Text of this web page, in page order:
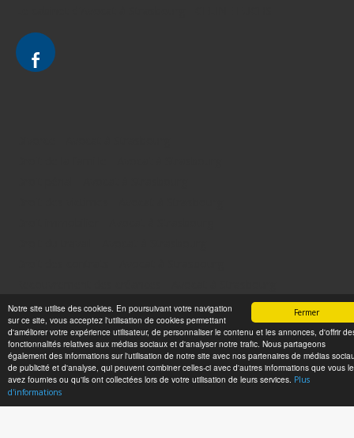
Fermer
Notre site utilise des cookies. En poursuivant votre navigation
sur ce site, vous acceptez l'utilisation de cookies permettant
d'améliorer votre expérience utilisateur, de personnaliser le contenu et les annonces, d'offrir
fonctionnalités relatives aux médias sociaux et d'analyser notre trafic. Nous partageons
également des informations sur l'utilisation de notre site avec nos partenaires de médias
de publicité et d'analyse, qui peuvent combiner celles-ci avec d'autres informations que vous
avez fournies ou qu'ils ont collectées lors de votre utilisation de leurs services. Plus
d'informations
Postulation et substitution - Avocat à Strasbourg